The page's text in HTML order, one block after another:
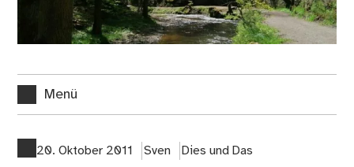
Menü
20. Oktober 2011 Sven Dies und Das